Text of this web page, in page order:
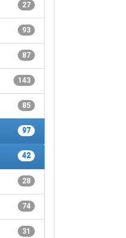
27
93
87
143
85
97
42
28
74
31